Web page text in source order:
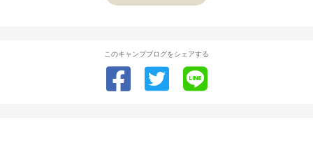
このキャンプブログをシェアする